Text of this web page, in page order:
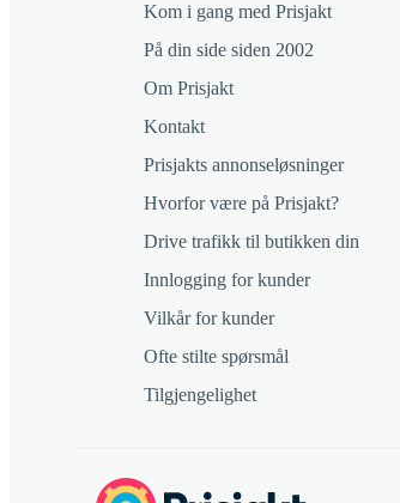
Kom i gang med Prisjakt
På din side siden 2002
Om Prisjakt
Kontakt
Prisjakts annonseløsninger
Hvorfor være på Prisjakt?
Drive trafikk til butikken din
Innlogging for kunder
Vilkår for kunder
Ofte stilte spørsmål
Tilgjengelighet